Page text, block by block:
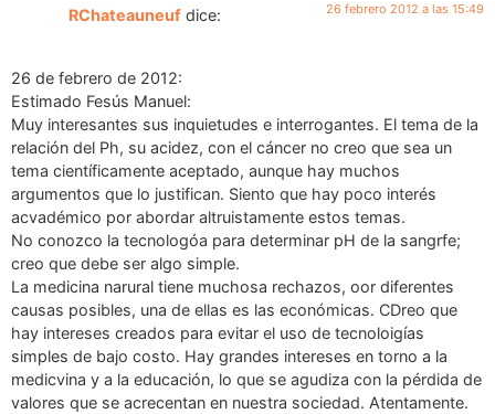
RChateauneuf dice: 26 febrero 2012 a las 15:49
26 de febrero de 2012:
Estimado Fesús Manuel:
Muy interesantes sus inquietudes e interrogantes. El tema de la
relación del Ph, su acidez, con el cáncer no creo que sea un
tema científicamente aceptado, aunque hay muchos
argumentos que lo justifican. Siento que hay poco interés
acvadémico por abordar altruistamente estos temas.
No conozco la tecnologóa para determinar pH de la sangrfe;
creo que debe ser algo simple.
La medicina narural tiene muchosa rechazos, oor diferentes
causas posibles, una de ellas es las económicas. CDreo que
hay intereses creados para evitar el uso de tecnoloigías
simples de bajo costo. Hay grandes intereses en torno a la
medicvina y a la educación, lo que se agudiza con la pérdida de
valores que se acrecentan en nuestra sociedad. Atentamente.